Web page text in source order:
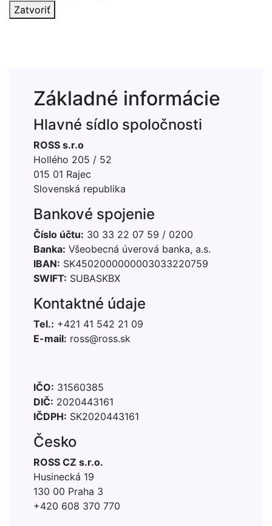
Zatvoriť
Základné informácie
Hlavné sídlo spoločnosti
ROSS s.r.o
Hollého 205 / 52
015 01 Rajec
Slovenská republika
Bankové spojenie
Číslo účtu: 30 33 22 07 59 / 0200
Banka: Všeobecná úverová banka, a.s.
IBAN: SK4502000000003033220759
SWIFT: SUBASKBX
Kontaktné údaje
Tel.: +421 41 542 21 09
E-mail: ross@ross.sk
IČO: 31560385
DIČ: 2020443161
IČDPH: SK2020443161
Česko
ROSS CZ s.r.o.
Husinecká 19
130 00 Praha 3
+420 608 370 770